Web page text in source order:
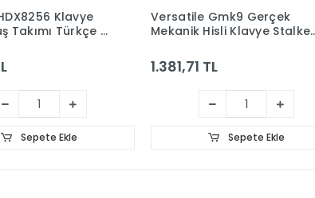
Gmk9 Gerçek
Hisli Klavye Stalker
TL
Sepete Ekle
Nd868 Kablolu Oyuncu
Klavye Slim Led Q Siyah
1.095,84 TL
Sepete Ekle